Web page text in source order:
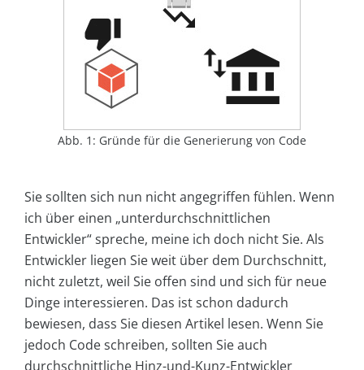
Abb. 1: Gründe für die Generierung von Code
Sie sollten sich nun nicht angegriffen fühlen. Wenn
ich über einen „unterdurchschnittlichen
Entwickler“ spreche, meine ich doch nicht Sie. Als
Entwickler liegen Sie weit über dem Durchschnitt,
nicht zuletzt, weil Sie offen sind und sich für neue
Dinge interessieren. Das ist schon dadurch
bewiesen, dass Sie diesen Artikel lesen. Wenn Sie
jedoch Code schreiben, sollten Sie auch
durchschnittliche Hinz-und-Kunz-Entwickler